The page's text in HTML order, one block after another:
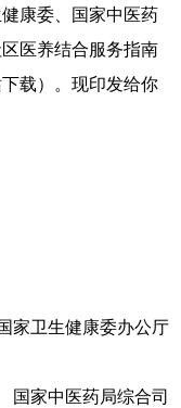
康委、国家中医药
医养结合服务指南
载）。现印发给你
国家卫生健康委办公厅
国家中医药局综合司